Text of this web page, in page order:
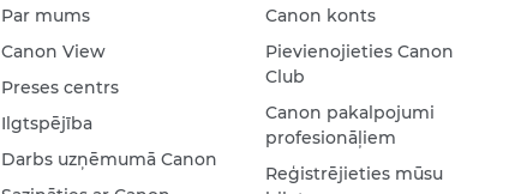
Par mums
Canon View
Preses centrs
Ilgtspējība
Darbs uzņēmumā Canon
Canon konts
Pievienojieties Canon
Club
Canon pakalpojumi
profesionāļiem
Reģistrējieties mūsu